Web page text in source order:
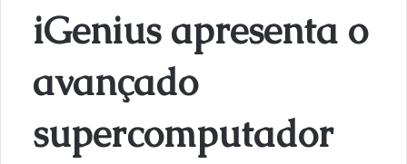
iGenius apresenta o
avançado
supercomputador